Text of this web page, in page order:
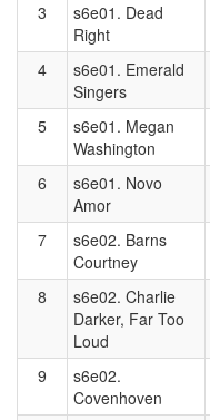
3
s6e01. Dead
Right
4
s6e01. Emerald
Singers
5
s6e01. Megan
Washington
6
s6e01. Novo
Amor
7
s6e02. Barns
Courtney
8
s6e02. Charlie
Darker, Far Too
Loud
9
s6e02.
Covenhoven